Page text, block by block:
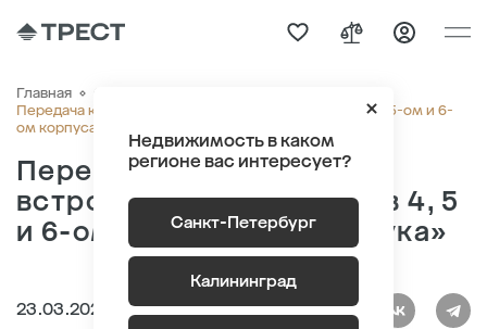
Недвижимость в каком
регионе вас интересует?
Санкт-Петербург
Калининград
Главная
Передача квартир и встроенных помещений в 4-ом, 5-ом и 6-
ом корпусах ЖК «Наука»
Передача квартир и
встроенных помещений в 4, 5
и 6-ом корпусах ЖК «Наука»
23.03.2026